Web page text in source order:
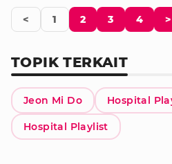
< 1 2 3 4 >
TOPIK TERKAIT
Jeon Mi Do Hospital
Hospital Playlist